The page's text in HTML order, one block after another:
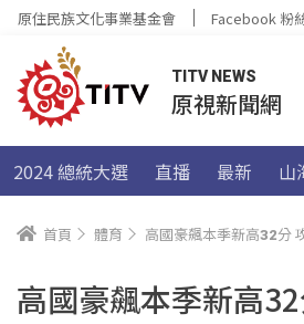
原住民族文化事業基金會 Facebook 粉
TITV NEWS
原視新聞網
2024 總統大選 直播 最新 山
首頁 體育 高國豪飆本季新高32分
高國豪飆本季新高